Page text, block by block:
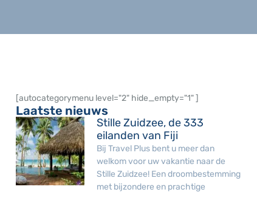
[autocategorymenu level="2" hide_empty="1" ]
Laatste nieuws
Stille Zuidzee, de 333
eilanden van Fiji
Bij Travel Plus bent u meer dan
welkom voor uw vakantie naar de
Stille Zuidzee! Een droombestemming
met bijzondere en prachtige